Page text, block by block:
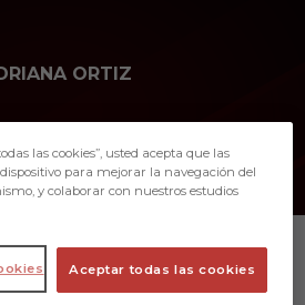
ORTIZ
las cookies”, usted acepta que las
para mejorar la navegación del
y colaborar con nuestros estudios
Aceptar todas las cookies